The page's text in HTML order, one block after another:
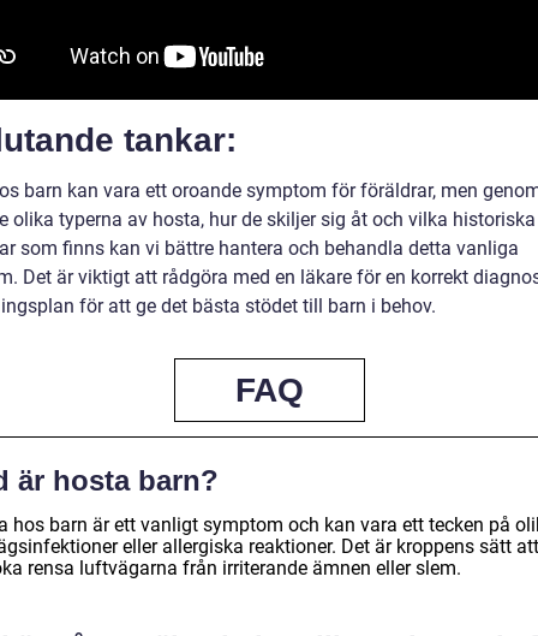
tankar:
barn kan vara ett oroande symptom för föräldrar, men
olika typerna av hosta, hur de skiljer sig åt och vilka
som finns kan vi bättre hantera och behandla detta vanliga
Det är viktigt att rådgöra med en läkare för en korrekt
för att ge det bästa stödet till barn i behov.
FAQ
är hosta barn?
hos barn är ett vanligt symptom och kan vara ett tecken på
eller allergiska reaktioner. Det är kroppens sätt att
rensa luftvägarna från irriterande ämnen eller slem.